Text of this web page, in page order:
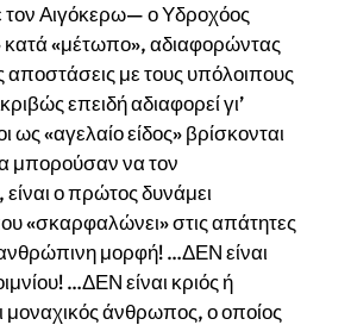
τον Αιγόκερω— ο Υδροχόος
κατά «μέτωπο», αδιαφορώντας
αποστάσεις με τους υπόλοιπους
επειδή αδιαφορεί γι’
ως «αγελαίο είδος» βρίσκονται
μπορούσαν να τον
ο πρώτος δυνάμει
«σκαρφαλώνει» στις απάτητες
μορφή! …ΔΕΝ είναι
…ΔΕΝ είναι κριός ή
μοναχικός άνθρωπος, ο οποίος